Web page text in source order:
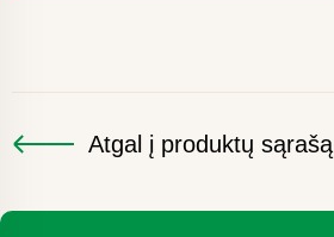
Atgal į produktų sąrašą